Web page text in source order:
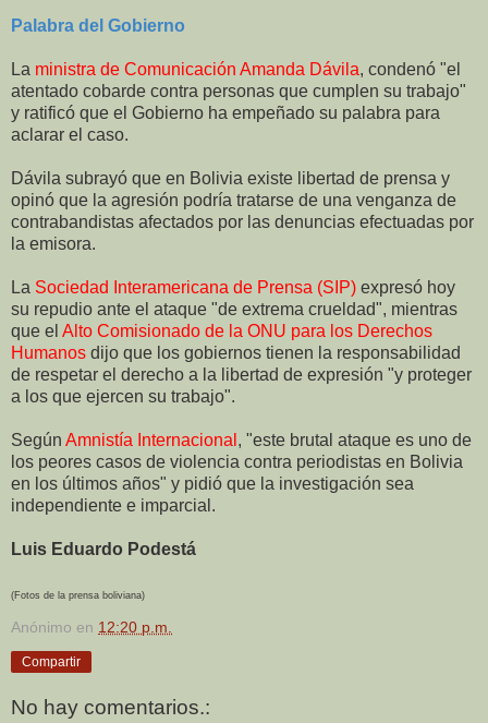
Palabra del Gobierno
La ministra de Comunicación Amanda Dávila, condenó "el
atentado cobarde contra personas que cumplen su trabajo"
y ratificó que el Gobierno ha empeñado su palabra para
aclarar el caso.
Dávila subrayó que en Bolivia existe libertad de prensa y
opinó que la agresión podría tratarse de una venganza de
contrabandistas afectados por las denuncias efectuadas por
la emisora.
La Sociedad Interamericana de Prensa (SIP) expresó hoy
su repudio ante el ataque "de extrema crueldad", mientras
que el Alto Comisionado de la ONU para los Derechos
Humanos dijo que los gobiernos tienen la responsabilidad
de respetar el derecho a la libertad de expresión "y proteger
a los que ejercen su trabajo".
Según Amnistía Internacional , "este brutal ataque es uno de
los peores casos de violencia contra periodistas en Bolivia
en los últimos años" y pidió que la investigación sea
independiente e imparcial.
Luis Eduardo Podestá
(Fotos de la prensa boliviana)
Anónimo en 12:20 p.m.
Compartir
No hay comentarios.: